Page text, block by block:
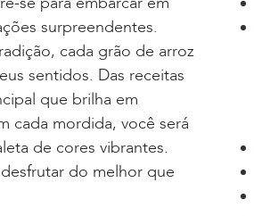
surpreendentes.
cada grão de arroz
sentidos. Das receitas
que brilha em
cada mordida, você será
de cores vibrantes.
do melhor que